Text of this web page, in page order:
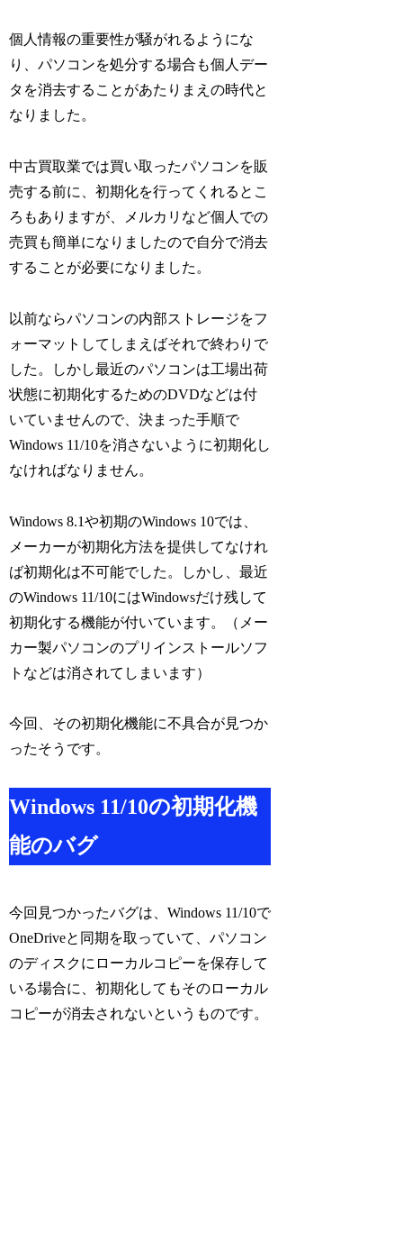
個人情報の重要性が騒がれるようにな
り、パソコンを処分する場合も個人デー
タを消去することがあたりまえの時代と
なりました。
中古買取業では買い取ったパソコンを販
売する前に、初期化を行ってくれるとこ
ろもありますが、メルカリなど個人での
売買も簡単になりましたので自分で消去
することが必要になりました。
以前ならパソコンの内部ストレージをフ
ォーマットしてしまえばそれで終わりで
した。しかし最近のパソコンは工場出荷
状態に初期化するためのDVDなどは付
いていませんので、決まった手順で
Windows 11/10を消さないように初期化し
なければなりません。
Windows 8.1や初期のWindows 10では、
メーカーが初期化方法を提供してなけれ
ば初期化は不可能でした。しかし、最近
のWindows 11/10にはWindowsだけ残して
初期化する機能が付いています。（メー
カー製パソコンのプリインストールソフ
トなどは消されてしまいます）
今回、その初期化機能に不具合が見つか
ったそうです。
Windows 11/10の初期化機
能のバグ
今回見つかったバグは、Windows 11/10で
OneDriveと同期を取っていて、パソコン
のディスクにローカルコピーを保存して
いる場合に、初期化してもそのローカル
コピーが消去されないというものです。